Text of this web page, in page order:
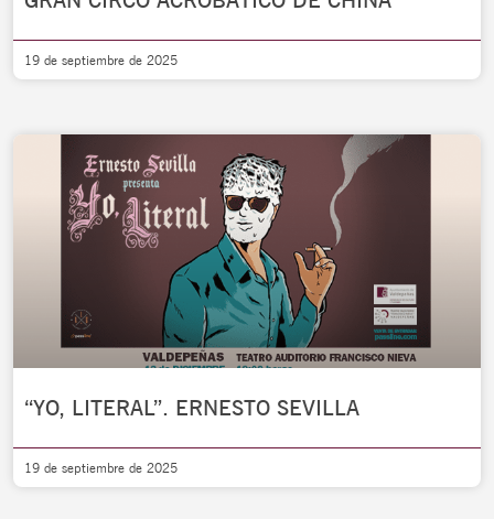
19 de septiembre de 2025
“YO, LITERAL”. ERNESTO SEVILLA
19 de septiembre de 2025